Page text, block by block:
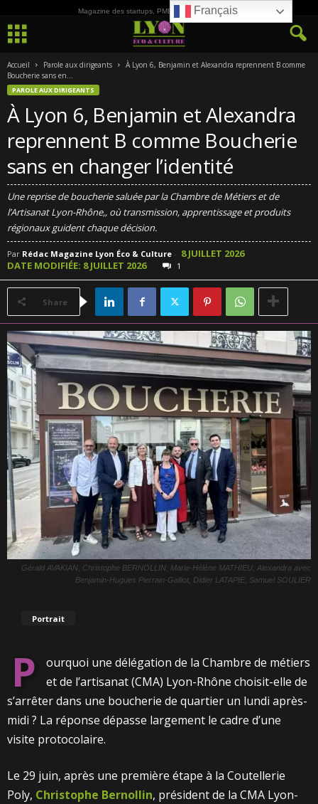
Magazine des startups, PME, ETI et de la Culture
Accueil Parole aux dirigeants
À Lyon 6, Benjamin et Alexandra reprennent B comme
Boucherie sans en...
PAROLE AUX DIRIGEANTS
À Lyon 6, Benjamin et Alexandra
reprennent B comme Boucherie
sans en changer l’identité
Une reprise de boucherie saluée par la Chambre de Métiers et de
l’Artisanat Lyon-Rhône,, où transmission, apprentissage et produits
régionaux guident chaque décision.
Par Rédac Magazine Lyon Éco & Culture - 8 JUILLET 2026
DATE MODIFIÉE: 8 JUILLET 2026
1
Share
Gérald AVAKIAN, Christophe BERNOLLIN, Marie-Hélène MATHIEU, Alexandra avec
Benjamin-Hugues Pierrain-Galliot, Didier LATAPIE, Samuel SOULIER
Portrait
P
ourquoi une délégation de la Chambre de métiers
et de l’artisanat (CMA) Lyon-Rhône choisit-elle de
s’arrêter dans une boucherie de quartier un lundi après-
midi ? La réponse dépasse largement le cadre d’une
visite protocolaire.
Le 29 juin, après une première étape à la Coutellerie
Poly, Christophe Bernollin, président de la CMA Lyon-
Français